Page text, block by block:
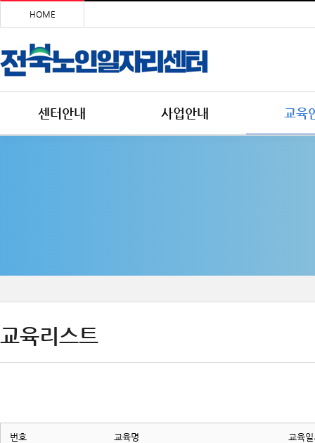
HOME
센터안내 사업안내 교육
교육리스트
번호 교육명 교육